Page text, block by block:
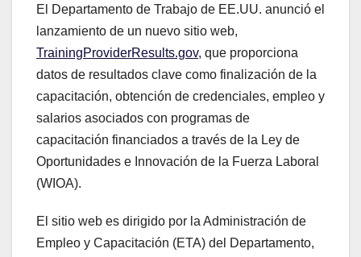
El Departamento de Trabajo de EE.UU. anunció el
lanzamiento de un nuevo sitio web,
TrainingProviderResults.gov, que proporciona
datos de resultados clave como finalización de la
capacitación, obtención de credenciales, empleo y
salarios asociados con programas de
capacitación financiados a través de la Ley de
Oportunidades e Innovación de la Fuerza Laboral
(WIOA).
El sitio web es dirigido por la Administración de
Empleo y Capacitación (ETA) del Departamento,